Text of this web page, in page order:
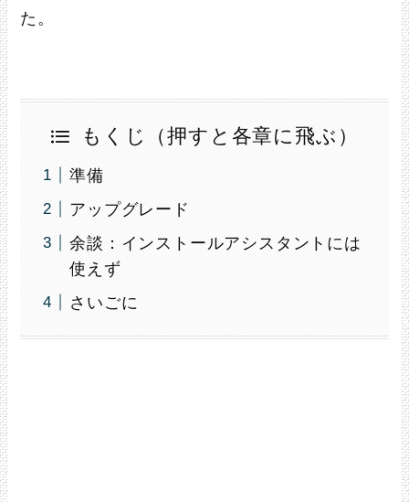
た。
もくじ（押すと各章に飛ぶ）
準備
アップグレード
余談：インストールアシスタントには
使えず
さいごに